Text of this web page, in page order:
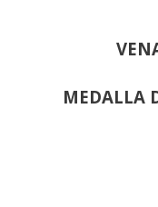
MEDALLA